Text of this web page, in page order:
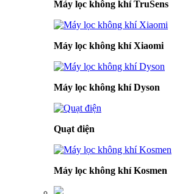
Máy lọc không khí TruSens
Máy lọc không khí Xiaomi
Máy lọc không khí Dyson
Quạt điện
Máy lọc không khí Kosmen